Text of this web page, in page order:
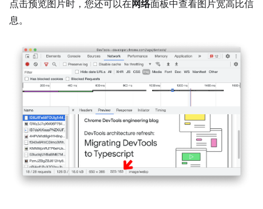
点击预览图片时，您还可以在 网络面板中查看图片宽高比信
息。